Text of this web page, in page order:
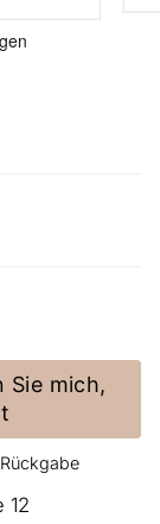
Sie mich,
12